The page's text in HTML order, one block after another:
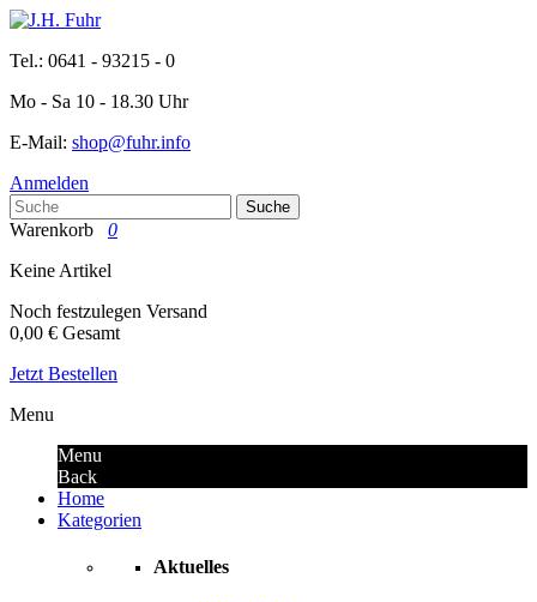
Tel.: 0641 - 93215 - 0
Mo - Sa 10 - 18.30 Uhr
E-Mail: shop@fuhr.info
Anmelden
Suche
Warenkorb
0
Keine Artikel
Noch festzulegen Versand
0,00 € Gesamt
Jetzt Bestellen
Menu
Menu
Back
Home
Kategorien
Aktuelles